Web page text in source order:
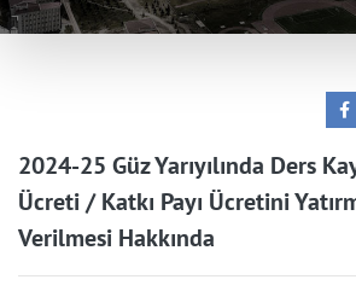
2024-25 Güz Yarıyılında Ders
Ücreti / Katkı Payı Ücretini
Verilmesi Hakkında